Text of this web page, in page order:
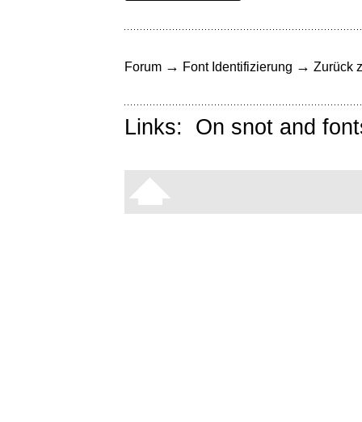
Forum → Font Identifizierung → Zurück
Links: On snot and